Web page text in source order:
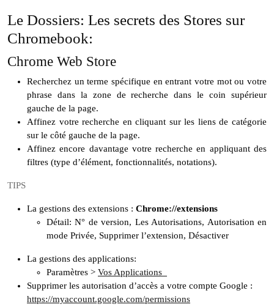
Le Dossiers: Les secrets des Stores sur
Chromebook:
Chrome Web Store
Recherchez un terme spécifique en entrant votre mot ou votre
phrase dans la zone de recherche dans le coin supérieur
gauche de la page.
Affinez votre recherche en cliquant sur les liens de catégorie
sur le côté gauche de la page.
Affinez encore davantage votre recherche en appliquant des
filtres (type d’élément, fonctionnalités, notations).
TIPS
La gestions des extensions : Chrome://extensions
Détail: N° de version, Les Autorisations, Autorisation en
mode Privée, Supprimer l’extension, Désactiver
La gestions des applications:
Paramètres > Vos Applications
Supprimer les autorisation d’accès a votre compte Google :
https://myaccount.google.com/permissions